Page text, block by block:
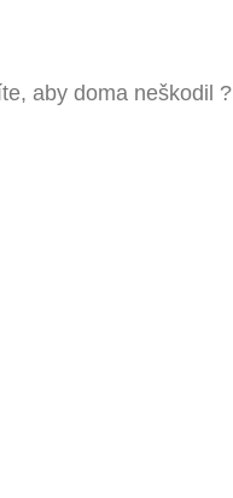
aby doma neškodil ?